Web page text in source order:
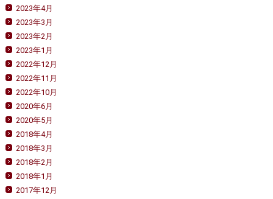
2023年4月
2023年3月
2023年2月
2023年1月
2022年12月
2022年11月
2022年10月
2020年6月
2020年5月
2018年4月
2018年3月
2018年2月
2018年1月
2017年12月